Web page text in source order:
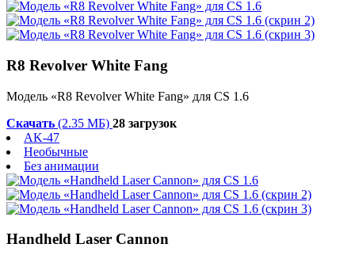
R8 Revolver White Fang
Модель «R8 Revolver White Fang» для CS 1.6
Скачать (2.35 МБ) 28 загрузок
AK-47
Необычные
Без анимации
Handheld Laser Cannon